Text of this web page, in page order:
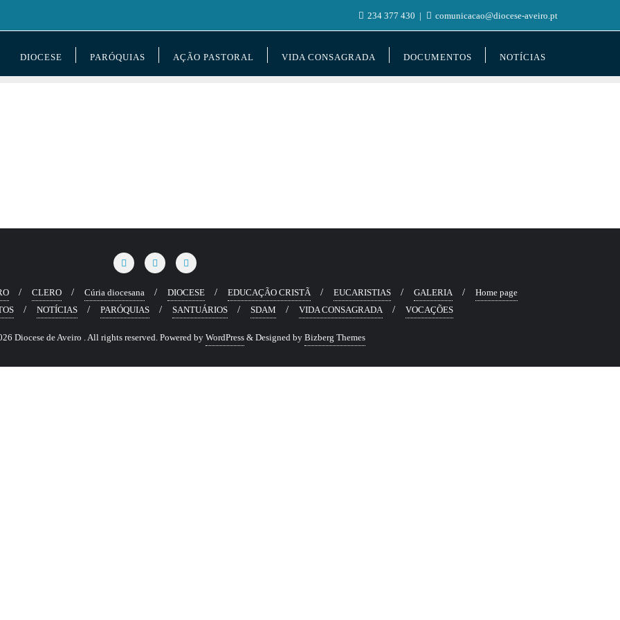
234 377 430 comunicacao@diocese-aveiro.pt
DIOCESE PARÓQUIAS AÇÃO PASTORAL VIDA CONSAGRADA DOCUMENTOS NOTÍCIAS
CLERO Cúria diocesana DIOCESE EDUCAÇÃO CRISTÃ EUCARISTIAS GALERIA
Home page
NOTÍCIAS PARÓQUIAS SANTUÁRIOS SDAM VIDA CONSAGRADA VOCAÇÕES
Diocese de Aveiro . All rights reserved.Powered by WordPress & Designed by Bizberg Themes